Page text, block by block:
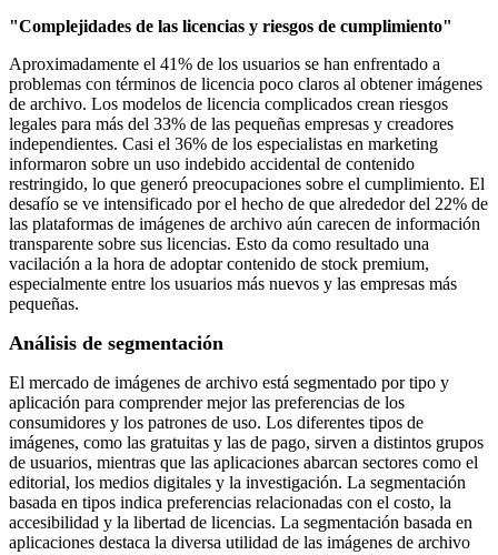
"Complejidades de las licencias y riesgos de cumplimiento"
Aproximadamente el 41% de los usuarios se han enfrentado a
problemas con términos de licencia poco claros al obtener imágenes
de archivo. Los modelos de licencia complicados crean riesgos
legales para más del 33% de las pequeñas empresas y creadores
independientes. Casi el 36% de los especialistas en marketing
informaron sobre un uso indebido accidental de contenido
restringido, lo que generó preocupaciones sobre el cumplimiento. El
desafío se ve intensificado por el hecho de que alrededor del 22% de
las plataformas de imágenes de archivo aún carecen de información
transparente sobre sus licencias. Esto da como resultado una
vacilación a la hora de adoptar contenido de stock premium,
especialmente entre los usuarios más nuevos y las empresas más
pequeñas.
Análisis de segmentación
El mercado de imágenes de archivo está segmentado por tipo y
aplicación para comprender mejor las preferencias de los
consumidores y los patrones de uso. Los diferentes tipos de
imágenes, como las gratuitas y las de pago, sirven a distintos grupos
de usuarios, mientras que las aplicaciones abarcan sectores como el
editorial, los medios digitales y la investigación. La segmentación
basada en tipos indica preferencias relacionadas con el costo, la
accesibilidad y la libertad de licencias. La segmentación basada en
aplicaciones destaca la diversa utilidad de las imágenes de archivo